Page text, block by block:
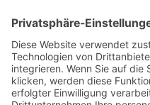
zurück